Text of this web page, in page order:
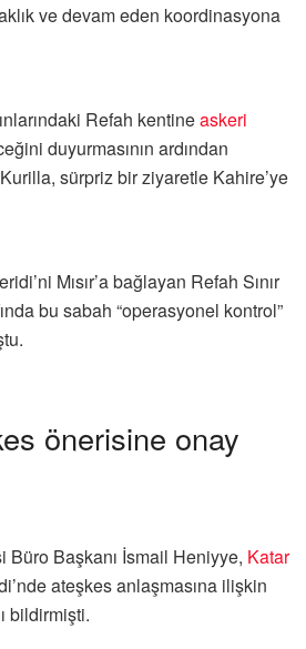
ve devam eden koordinasyona
Refah kentineaskeri
duyurmasının ardından
sürpriz bir ziyaretle Kahire’ye
Mısır’a bağlayan Refah Sınır
bu sabah “operasyonel kontrol”
önerisine onay
Büro Başkanı İsmail Heniyye, Katar
ateşkes anlaşmasına ilişkin
bildirmişti.